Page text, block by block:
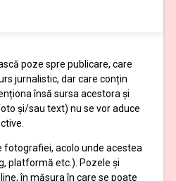
poze spre publicare, care
jurnalistic, dar care conțin
însă sursa acestora și
și/sau text) nu se vor aduce
fotografiei, acolo unde acestea
platformă etc.). Pozele și
în măsura în care se poate